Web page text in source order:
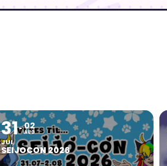
31
JUL
02
AUG
SEIJOCON 2026